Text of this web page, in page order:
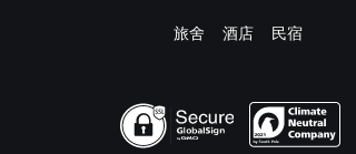
旅舍 酒店 民宿